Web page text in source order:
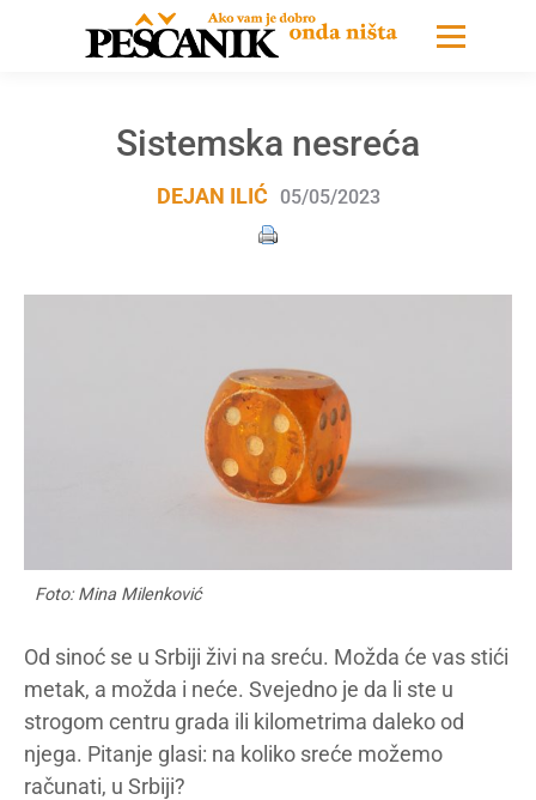
Sistemska nesreća
DEJAN ILIĆ 05/05/2023
Foto: Mina Milenković
Od sinoć se u Srbiji živi na sreću. Možda će vas stići
metak, a možda i neće. Svejedno je da li ste u
strogom centru grada ili kilometrima daleko od
njega. Pitanje glasi: na koliko sreće možemo
računati, u Srbiji?